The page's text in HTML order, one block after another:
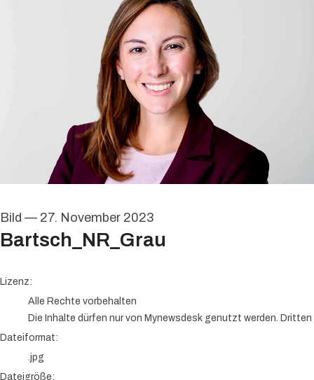
Bild — 27. November 2023
Bartsch_NR_Grau
go to media item
Lizenz:
Alle Rechte vorbehalten
Die Inhalte dürfen nur von Mynewsdesk genutzt werden.
Dateiformat:
.jpg
Dateigröße: